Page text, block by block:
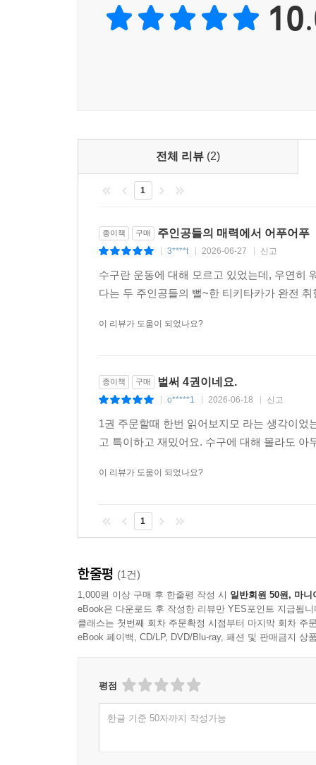
전체 리뷰 (2)
1
종이책 구매 주인공들의 매력에서 어푸어푸
3****t 2026-06-27 신고
수구란 운동에 대해 모르고 있었는데, 우연히
다는 두 주인공들의 뻘~한 티키타카가 완전
이 리뷰가 도움이 되었나요?
종이책 구매 벌써 4권이네요.
o*****1 2026-06-18 신고
1권 주문할때 한번 읽어보지모 라는 생각이
고 특이하고 재밌어요. 수구에 대해 몰라도
이 리뷰가 도움이 되었나요?
1
한줄평 (1건)
1,000원 이상 구매 후 한줄평 작성 시 일반회원 50원, 마니
eBook은 다운로드 후 작성한 리뷰만 YES포인트 지급됩니
클래스는 첫번째 회차 주문확정 시점부터 마지막 회차 주
eBook 페이백, CD/LP, DVD/Blu-ray, 패션 및 판매금지 상
평점
한글 기준 50자까지 작성가능